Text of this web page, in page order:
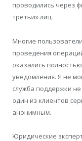
проводились через
третьих лиц.
Многие
проведения
оказались
уведомления. Я не
служба поддержки
один из клиентов
анонимным.
Юридические